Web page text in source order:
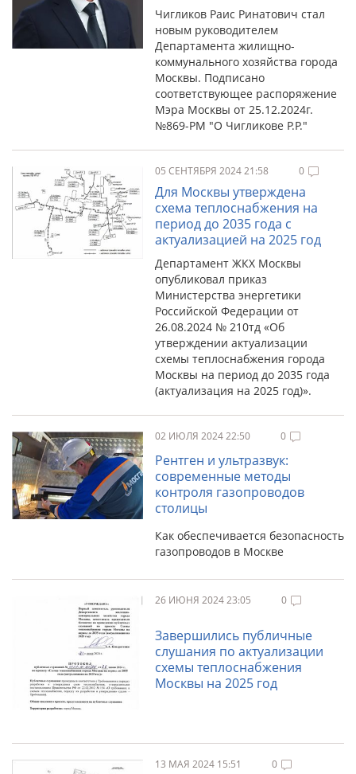
Чигликов Раис Ринатович стал
новым руководителем
Департамента жилищно-
коммунального хозяйства города
Москвы. Подписано
соответствующее распоряжение
Мэра Москвы от 25.12.2024г.
№869-РМ "О Чигликове Р.Р."
05 СЕНТЯБРЯ 2024 21:58 0
Для Москвы утверждена
схема теплоснабжения на
период до 2035 года с
актуализацией на 2025 год
Департамент ЖКХ Москвы
опубликовал приказ
Министерства энергетики
Российской Федерации от
26.08.2024 № 210тд «Об
утверждении актуализации
схемы теплоснабжения города
Москвы на период до 2035 года
(актуализация на 2025 год)».
02 ИЮЛЯ 2024 22:50 0
Рентген и ультразвук:
современные методы
контроля газопроводов
столицы
Как обеспечивается безопасность
газопроводов в Москве
26 ИЮНЯ 2024 23:05 0
Завершились публичные
слушания по актуализации
схемы теплоснабжения
Москвы на 2025 год
13 МАЯ 2024 15:51 0